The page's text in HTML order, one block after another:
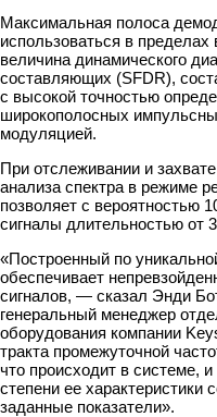
Максимальная полоса
использоваться в пределах
величина динамического
составляющих (SFDR),
с высокой точностью
широкополосных
модуляцией.
При отслеживании и
анализа спектра в режиме
позволяет с вероятностью
сигналы длительностью от
«Построенный по
обеспечивает
сигналов, — сказал Энди
генеральный менеджер
оборудования компании
тракта промежуточной
что происходит в системе,
степени ее характеристики
заданные показатели».